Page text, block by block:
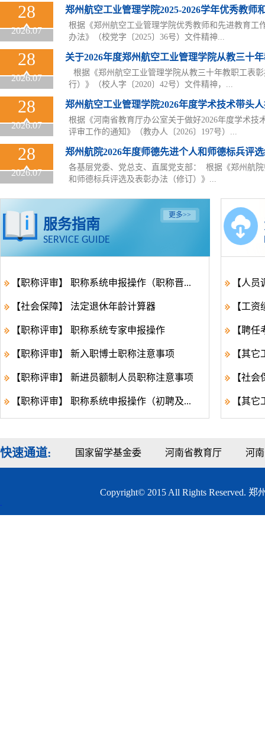
28
2026.07
郑州航空工业管理学院2025-2026学年优秀教师
根据《郑州航空工业管理学院优秀教师和先进教育工
办法》（校党字〔2025〕36号）文件精神...
28
2026.07
关于2026年度郑州航空工业管理学院从教三十
根据《郑州航空工业管理学院从教三十年教职工表
行）》（校人字〔2020〕42号）文件精神，...
28
2026.07
郑州航空工业管理学院2026年度学术技术带头
根据《河南省教育厅办公室关于做好2026年度学术技
评审工作的通知》（教办人〔2026〕197号）...
28
2026.07
郑州航院2026年度师德先进个人和师德标兵评
各基层党委、党总支、直属党支部： ​根据《郑州航
和师德标兵评选及表彰办法（修订）》...
服务指南
SERVICE GUIDE
更多>>
【职称评审】 职称系统申报操作（职称晋...
【社会保障】 法定退休年龄计算器
【职称评审】 职称系统专家申报操作
【职称评审】 新入职博士职称注意事项
【职称评审】 新进员额制人员职称注意事项
【职称评审】 职称系统申报操作（初聘及...
【人
【工
【聘
【其
【社
【其
快速通道: 国家留学基金委 河南省教育厅 河
Copyright© 2015 All Rights Reserved.
.